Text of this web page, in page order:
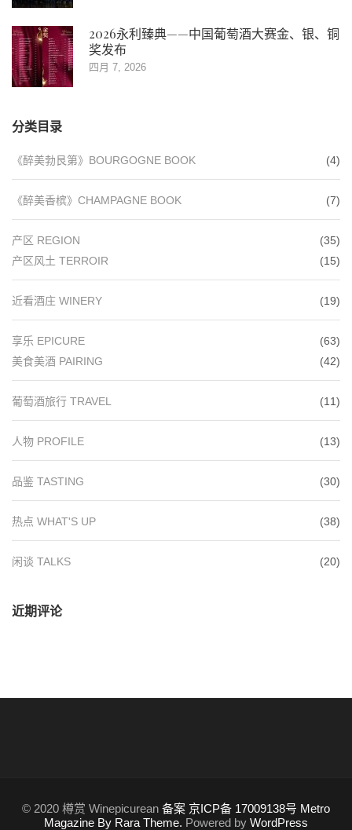
2026永利臻典——中国葡萄酒大赛金、银、铜
奖发布
四月 7, 2026
分类目录
《醉美勃艮第》BOURGOGNE BOOK (4)
《醉美香槟》CHAMPAGNE BOOK (7)
产区 REGION
(35)
产区风土 TERROIR
(15)
近看酒庄 WINERY (19)
享乐 EPICURE
(63)
美食美酒 PAIRING
(42)
葡萄酒旅行 TRAVEL (11)
人物 PROFILE (13)
品鉴 TASTING (30)
热点 WHAT'S UP (38)
闲谈 TALKS (20)
近期评论
© 2020 樽赏 Winepicurean 备案 京ICP备 17009138号 Metro
Magazine By Rara Theme. Powered by WordPress